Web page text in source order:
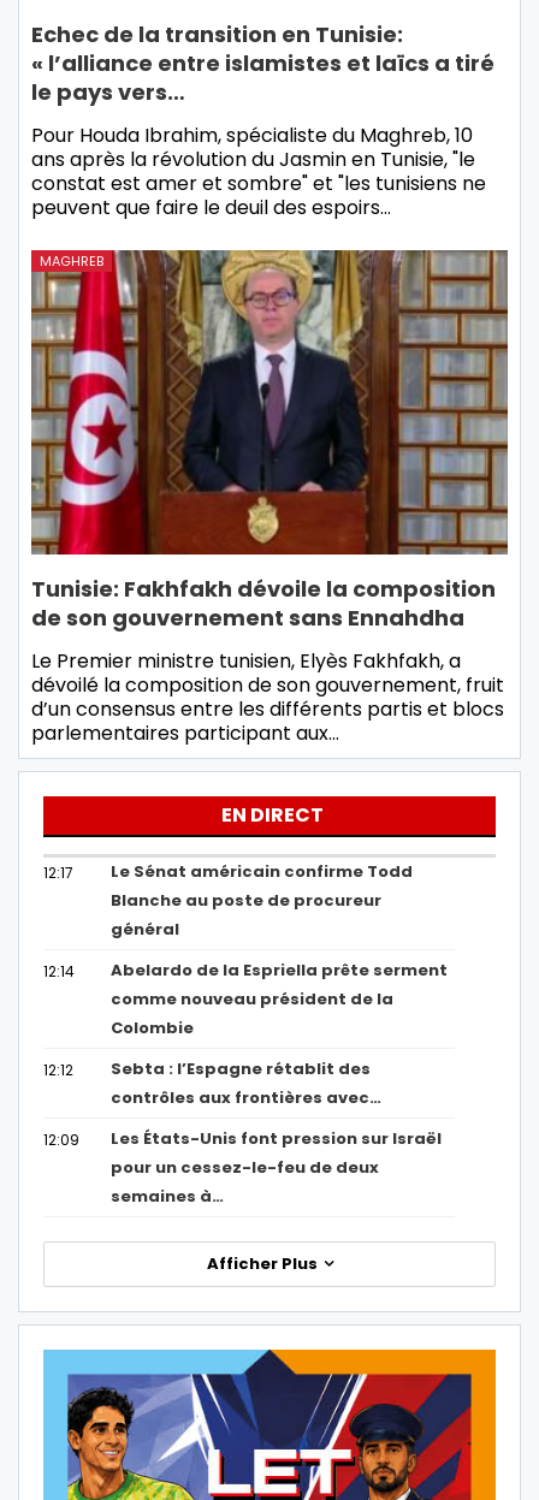
Echec de la transition en Tunisie:
« l’alliance entre islamistes et laïcs a tiré
le pays vers…
Pour Houda Ibrahim, spécialiste du Maghreb, 10
ans après la révolution du Jasmin en Tunisie, "le
constat est amer et sombre" et "les tunisiens ne
peuvent que faire le deuil des espoirs…
MAGHREB
Tunisie: Fakhfakh dévoile la composition
de son gouvernement sans Ennahdha
Le Premier ministre tunisien, Elyès Fakhfakh, a
dévoilé la composition de son gouvernement, fruit
d’un consensus entre les différents partis et blocs
parlementaires participant aux…
EN DIRECT
12:17
Le Sénat américain confirme Todd
Blanche au poste de procureur
général
12:14
Abelardo de la Espriella prête serment
comme nouveau président de la
Colombie
12:12
Sebta : l’Espagne rétablit des
contrôles aux frontières avec…
12:09
Les États-Unis font pression sur Israël
pour un cessez-le-feu de deux
semaines à…
Afficher Plus